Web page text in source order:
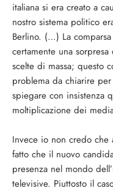
italiana si era creato a
nostro sistema politico
Berlino. (…) La
certamente una
scelte di massa; questo
problema da chiarire
spiegare con insistenza
moltiplicazione dei
Invece io non credo
fatto che il nuovo
presenza nel mondo
televisive. Piuttosto il